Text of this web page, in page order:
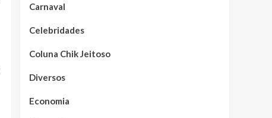
Carnaval
Celebridades
Coluna Chik Jeitoso
Diversos
Economia